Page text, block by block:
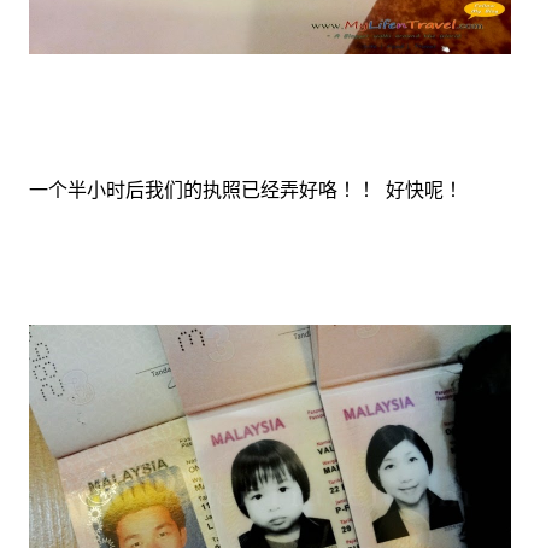
一个半小时后我们的执照已经弄好咯 ！！ 好快呢 ！